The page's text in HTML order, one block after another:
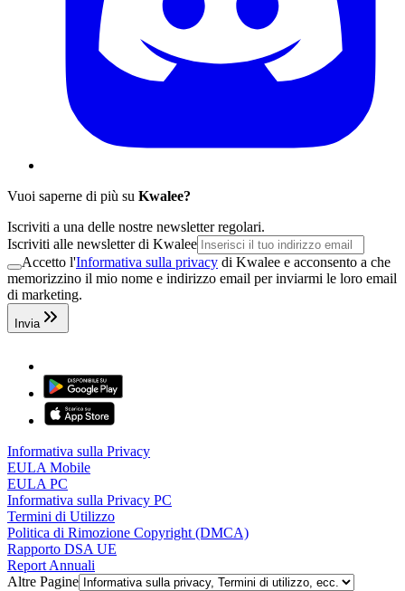
Vuoi saperne di più su Kwalee?
Iscriviti a una delle nostre newsletter regolari.
Iscriviti alle newsletter di Kwalee
Accetto l'Informativa sulla privacy di Kwalee e acconsento a che
memorizzino il mio nome e indirizzo email per inviarmi le loro email
di marketing.
Invia
Informativa sulla Privacy
EULA Mobile
EULA PC
Informativa sulla Privacy PC
Termini di Utilizzo
Politica di Rimozione Copyright (DMCA)
Rapporto DSA UE
Report Annuali
Altre Pagine